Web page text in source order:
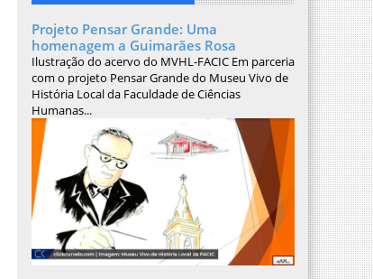
Projeto Pensar Grande: Uma
homenagem a Guimarães Rosa
Ilustração do acervo do MVHL-FACIC Em parceria
com o projeto Pensar Grande do Museu Vivo de
História Local da Faculdade de Ciências
Humanas...